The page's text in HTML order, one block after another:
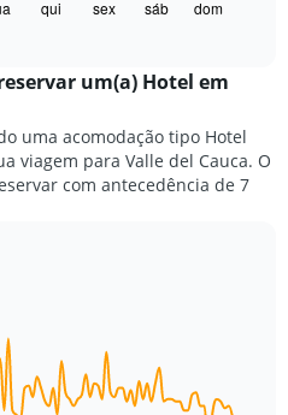
qui sex sáb dom
um(a) Hotel em
uma acomodação tipo Hotel
viagem para Valle del Cauca. O
com antecedência de 7